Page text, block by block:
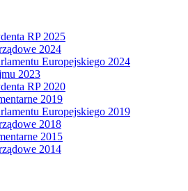
RP 2025
2024
Europejskiego 2024
2023
RP 2020
2019
Europejskiego 2019
2018
2015
2014